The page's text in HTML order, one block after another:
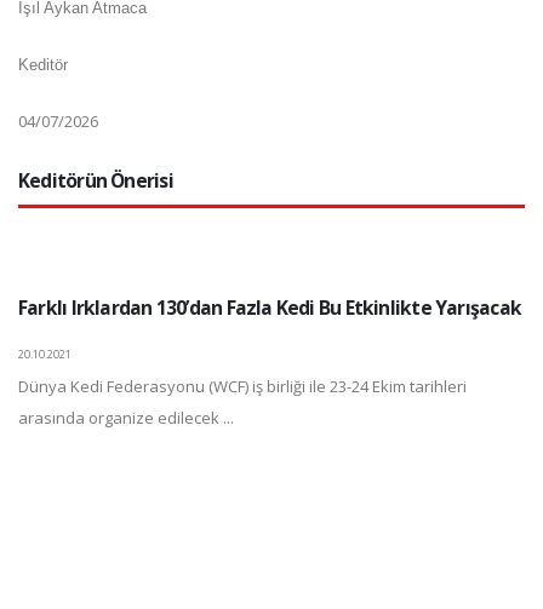
Işıl Aykan Atmaca
Keditör
04/07/2026
Keditörün Önerisi
Farklı Irklardan 130’dan Fazla Kedi Bu Etkinlikte Yarışacak
20.10.2021
Dünya Kedi Federasyonu (WCF) iş birliği ile 23-24 Ekim tarihleri
arasında organize edilecek ...